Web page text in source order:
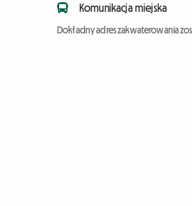
Komunikacja miejska
Dokładny adres zakwaterowania